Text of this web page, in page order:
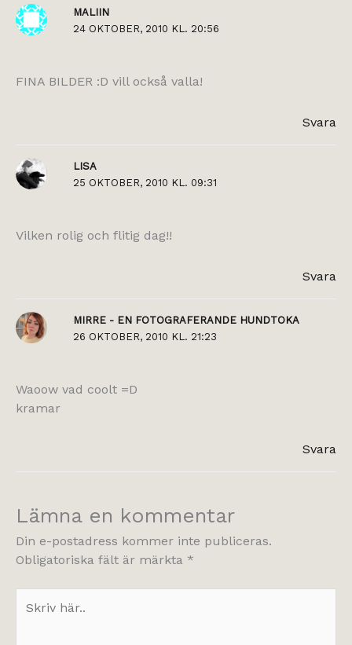
MALIIN
24 OKTOBER, 2010 KL. 20:56
FINA BILDER :D vill också valla!
Svara
LISA
25 OKTOBER, 2010 KL. 09:31
Vilken rolig och flitig dag!!
Svara
MIRRE - EN FOTOGRAFERANDE HUNDTOKA
26 OKTOBER, 2010 KL. 21:23
Waoow vad coolt =D
kramar
Svara
Lämna en kommentar
Din e-postadress kommer inte publiceras.
Obligatoriska fält är märkta *
här..